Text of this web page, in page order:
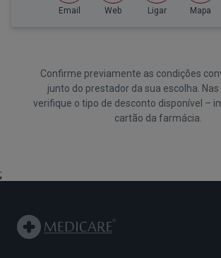
Email Web Ligar Mapa
Confirme previamente as condições
junto do prestador da sua escolha.
verifique o tipo de desconto disponível –
cartão da farmácia.
;